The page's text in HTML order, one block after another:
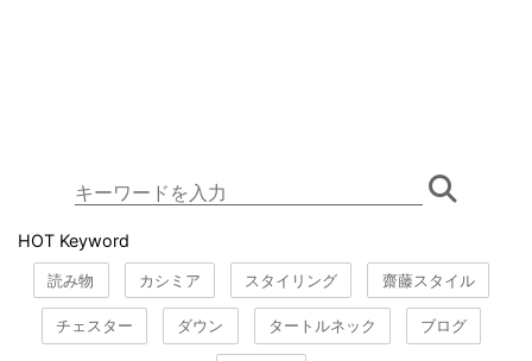
HOT Keyword
読み物 カシミア スタイリング 齋藤スタイル
チェスター ダウン タートルネック ブログ